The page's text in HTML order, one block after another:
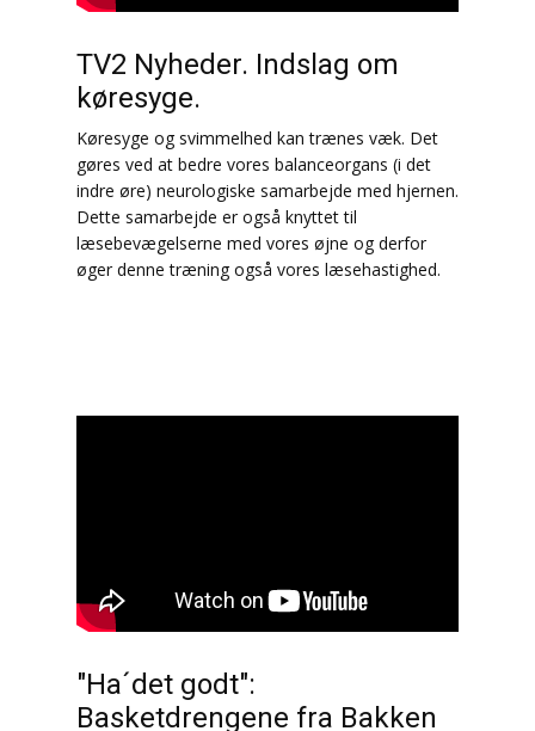
TV2 Nyheder. Indslag om
køresyge.
Køresyge og svimmelhed kan trænes væk. Det
gøres ved at bedre vores balanceorgans (i det
indre øre) neurologiske samarbejde med hjernen.
Dette samarbejde er også knyttet til
læsebevægelserne med vores øjne og derfor
øger denne træning også vores læsehastighed.
"Ha´det godt":
Basketdrengene fra Bakken